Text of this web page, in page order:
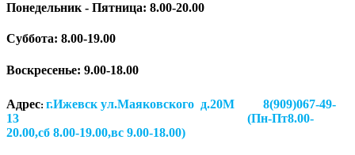
Понедельник - Пятница: 8.00-20.00
Суббота: 8.00-19.00
Воскресенье: 9.00-18.00
Адрес: г.Ижевск ул.Маяковского д.20М 8(909)067-49-
13 (Пн-Пт8.00-
20.00,сб 8.00-19.00,вс 9.00-18.00)